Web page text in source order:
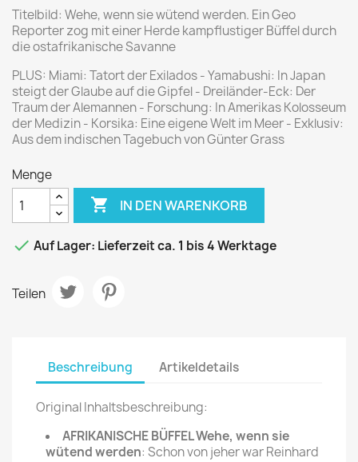
Titelbild: Wehe, wenn sie wütend werden. Ein Geo
Reporter zog mit einer Herde kampflustiger Büffel durch
die ostafrikanische Savanne
PLUS: Miami: Tatort der Exilados - Yamabushi: In Japan
steigt der Glaube auf die Gipfel - Dreiländer-Eck: Der
Traum der Alemannen - Forschung: In Amerikas Kolosseum
der Medizin - Korsika: Eine eigene Welt im Meer - Exklusiv:
Aus dem indischen Tagebuch von Günter Grass
Menge
 IN DEN WARENKORB
 Auf Lager: Lieferzeit ca. 1 bis 4 Werktage
Teilen
Beschreibung Artikeldetails
Original Inhaltsbeschreibung:
AFRIKANISCHE BÜFFEL Wehe, wenn sie
wütend werden: Schon von jeher war Reinhard